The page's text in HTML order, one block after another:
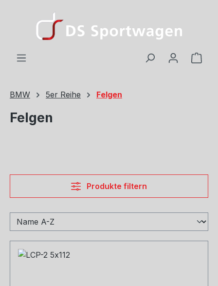
Zum Hauptinhalt springen
BMW 5er Reihe Felgen
Felgen
Produkte filtern